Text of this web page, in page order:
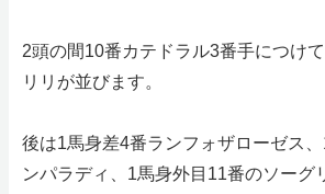
2頭の間10番カテドラル3番手につけ
リリが並びます。
後は1馬身差4番ランフォザローゼス
ンパラディ、1馬身外目11番のソーグ